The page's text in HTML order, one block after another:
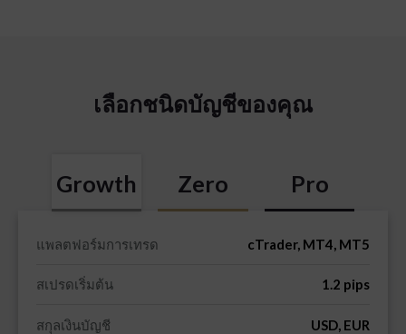
เลือกชนิดบัญชีของคุณ
Growth Zero Pro
แพลตฟอร์มการเทรด cTrader, MT4, MT5
สเปรดเริ่มต้น 1.2 pips
สกุลเงินบัญชี USD, EUR